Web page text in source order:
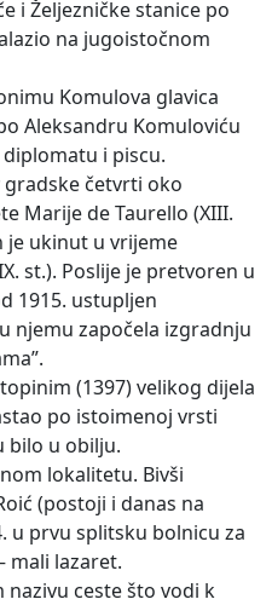
i Željezničke stanice po
na jugoistočnom
Komulova glavica
Aleksandru Komuloviću
i piscu.
gradske četvrti oko
Marije de Taurello (XIII.
je ukinut u vrijeme
st.). Poslije je pretvoren u
1915. ustupljen
njemu započela izgradnju
topinim (1397) velikog dijela
po istoimenoj vrsti
bilo u obilju.
lokalitetu. Bivši
(postoji i danas na
u prvu splitsku bolnicu za
mali lazaret.
nazivu ceste što vodi k